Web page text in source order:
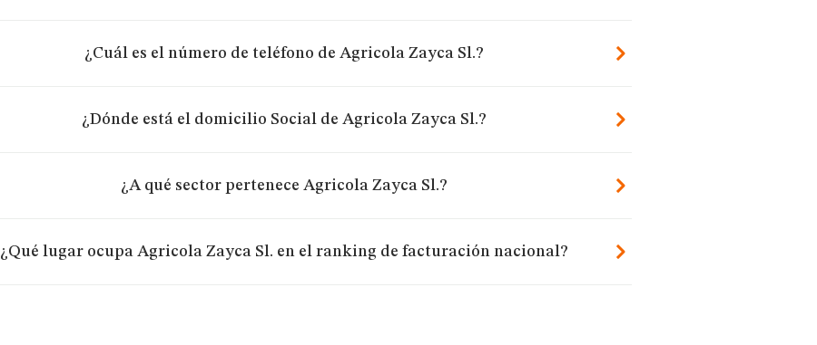
¿Cuál es el número de teléfono de Agricola Zayca Sl.?
¿Dónde está el domicilio Social de Agricola Zayca Sl.?
¿A qué sector pertenece Agricola Zayca Sl.?
¿Qué lugar ocupa Agricola Zayca Sl. en el ranking de facturación nacional?